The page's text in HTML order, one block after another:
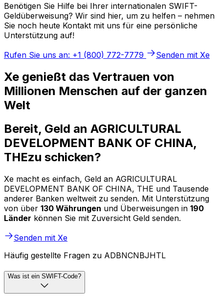
Benötigen Sie Hilfe bei Ihrer internationalen SWIFT-
Geldüberweisung? Wir sind hier, um zu helfen – nehmen
Sie noch heute Kontakt mit uns für eine persönliche
Unterstützung auf!
Rufen Sie uns an: +1 (800) 772-7779
Senden mit Xe
Xe genießt das Vertrauen von
Millionen Menschen auf der ganzen
Welt
Bereit, Geld an AGRICULTURAL
DEVELOPMENT BANK OF CHINA,
THEzu schicken?
Xe macht es einfach, Geld an AGRICULTURAL
DEVELOPMENT BANK OF CHINA, THE und Tausende
anderer Banken weltweit zu senden. Mit Unterstützung
von über 130 Währungen und Überweisungen in 190
Länder können Sie mit Zuversicht Geld senden.
Senden mit Xe
Häufig gestellte Fragen zu ADBNCNBJHTL
Was ist ein SWIFT-Code?